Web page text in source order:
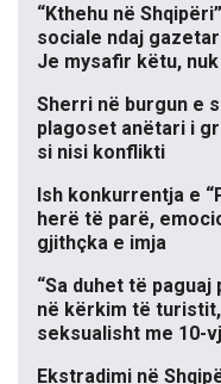
“Kthehu në
sociale ndaj
Je mysafir këtu,
Sherri në burgun e
plagoset anëtari i
si nisi konflikti
Ish konkurrentja e
herë të parë,
gjithçka e imja
“Sa duhet të
në kërkim të
seksualisht me 10-
Ekstradimi në